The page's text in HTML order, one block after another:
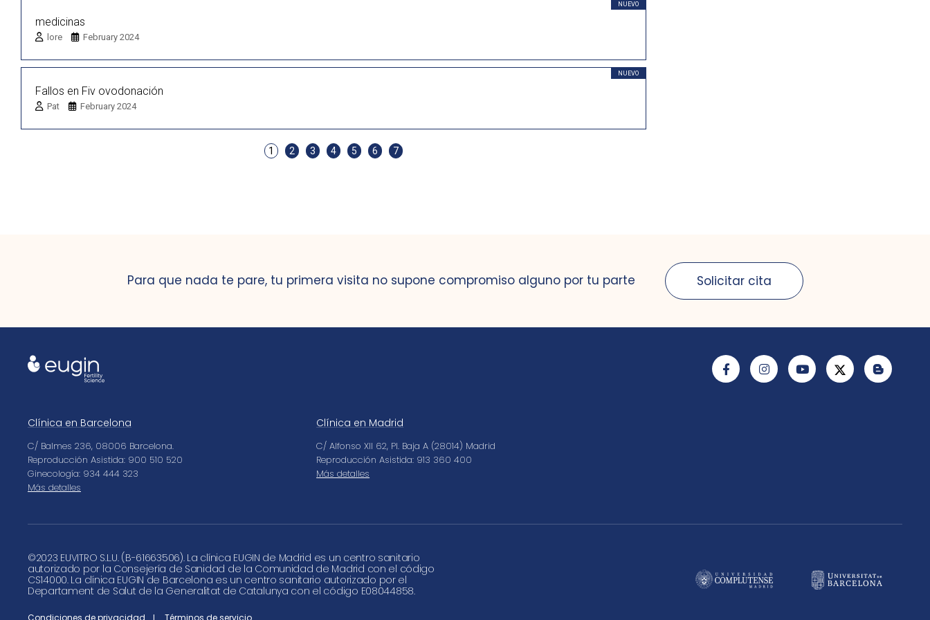
NUEVO
medicinas
lore February 2024
NUEVO
Fallos en Fiv ovodonación
Pat February 2024
1 2 3 4 5 6 7
Para que nada te pare, tu primera visita no supone compromiso alguno por tu parte Solicitar cita
Clínica en Barcelona
C/ Balmes 236, 08006 Barcelona.
Reproducción Asistida: 900 510 520
Ginecología: 934 444 323
Más detalles
Clínica en Madrid
C/ Alfonso XII 62, Pl. Baja A (28014) Madrid
Reproducción Asistida: 913 360 400
Más detalles
©2023 EUVITRO S.L.U. (B-61663506). La clínica EUGIN de Madrid es un centro sanitario
autorizado por la Consejería de Sanidad de la Comunidad de Madrid con el código
CS14000. La clínica EUGIN de Barcelona es un centro sanitario autorizado por el
Departament de Salut de la Generalitat de Catalunya con el código E08044858.
Condiciones de privacidad Términos de servicio